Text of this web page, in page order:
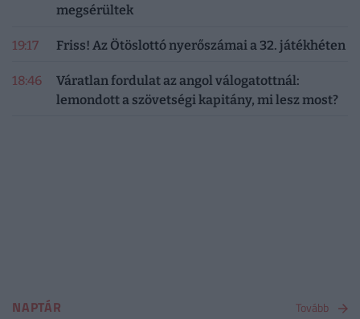
megsérültek
19:17 Friss! Az Ötöslottó nyerőszámai a 32. játékhéten
18:46
Váratlan fordulat az angol válogatottnál:
lemondott a szövetségi kapitány, mi lesz most?
NAPTÁR Tovább